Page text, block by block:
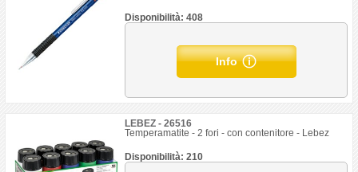
Disponibilità: 408
Info
LEBEZ - 26516
Temperamatite - 2 fori - con contenitore - Lebez
Disponibilità: 210